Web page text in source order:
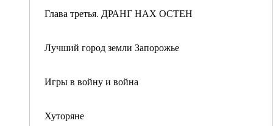
Глава третья. ДРАНГ НАХ ОСТЕН
Лучший город земли Запорожье
Игры в войну и война
Хуторяне